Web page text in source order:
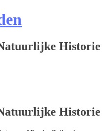
Historie
Historie